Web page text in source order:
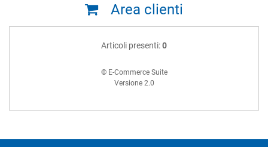
Area clienti
Articoli presenti:0
© E-Commerce Suite
Versione 2.0